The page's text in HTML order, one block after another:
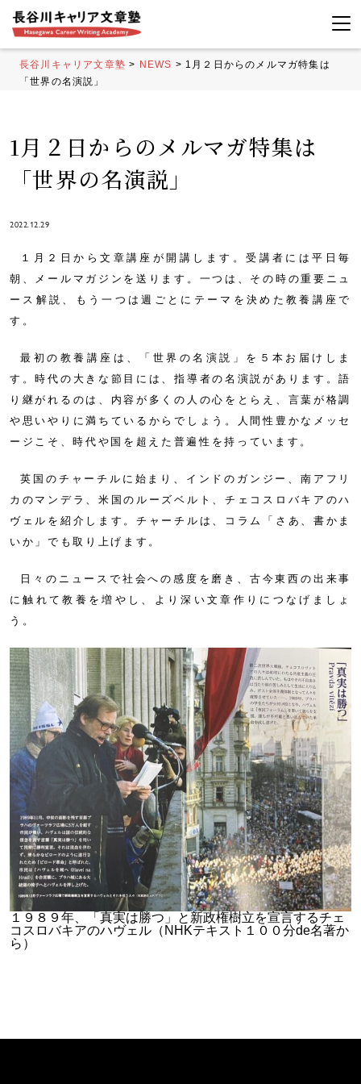
長谷川キャリア文章塾 > NEWS > 1月２日からのメルマガ特集は
「世界の名演説」
1月２日からのメルマガ特集は
「世界の名演説」
2022.12.29
１月２日から文章講座が開講します。受講者には平日毎
朝、メールマガジンを送ります。一つは、その時の重要ニュ
ース解説、もう一つは週ごとにテーマを決めた教養講座で
す。
最初の教養講座は、「世界の名演説」を５本お届けしま
す。時代の大きな節目には、指導者の名演説があります。語
り継がれるのは、内容が多くの人の心をとらえ、言葉が格調
や思いやりに満ちているからでしょう。人間性豊かなメッセ
ージこそ、時代や国を超えた普遍性を持っています。
英国のチャーチルに始まり、インドのガンジー、南アフリ
カのマンデラ、米国のルーズベルト、チェコスロバキアのハ
ヴェルを紹介します。チャーチルは、コラム「さあ、書かま
いか」でも取り上げます。
日々のニュースで社会への感度を磨き、古今東西の出来事
に触れて教養を増やし、より深い文章作りにつなげましょ
う。
１９８９年、「真実は勝つ」と新政権樹立を宣言するチェ
コスロバキアのハヴェル（NHKテキスト１００分de名著か
ら）